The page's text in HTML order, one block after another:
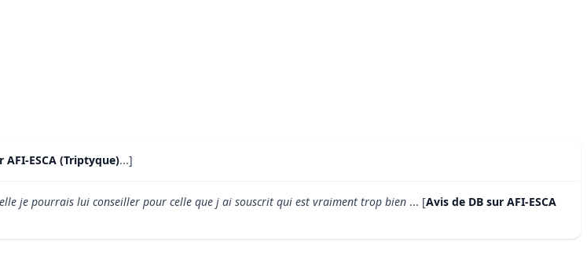
ESCA (Triptyque)...]
je pourrais lui conseiller pour celle que j ai souscrit qui est vraiment trop bien ... [Avis de DB sur AFI-ESCA